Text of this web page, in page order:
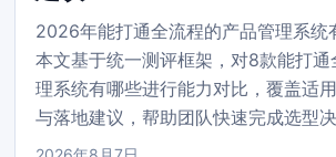
2026年能打通全流程的产品管理系统
本文基于统一测评框架，对8款能打通
理系统有哪些进行能力对比，覆盖适
与落地建议，帮助团队快速完成选型决